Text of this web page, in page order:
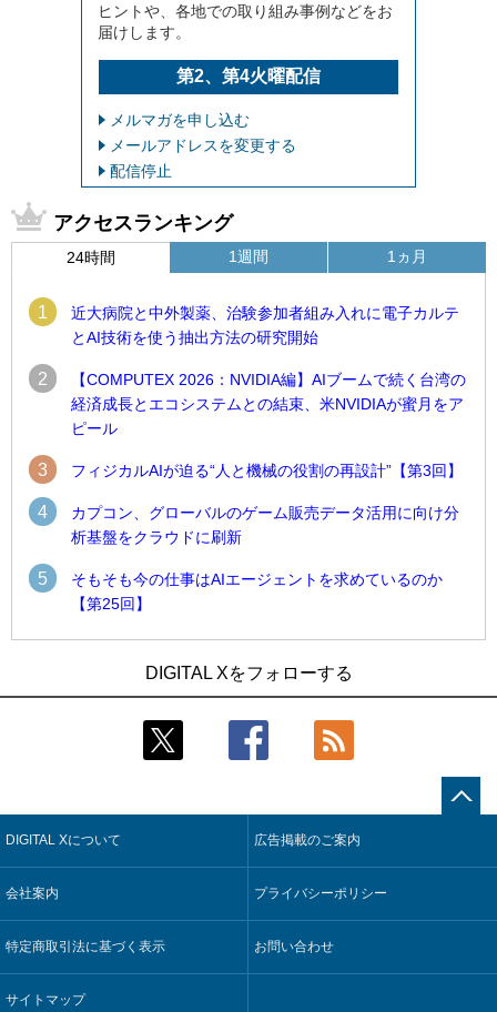
ヒントや、各地での取り組み事例などをお
届けします。
第2、第4火曜配信
メルマガを申し込む
メールアドレスを変更する
配信停止
アクセスランキング
24時間
1
近大病院と中外製薬、治験参加者組み入れに電子カルテ
とAI技術を使う抽出方法の研究開始
2
【COMPUTEX 2026：NVIDIA編】AIブームで続く台湾の
経済成長とエコシステムとの結束、米NVIDIAが蜜月をア
ピール
3 フィジカルAIが迫る“人と機械の役割の再設計”【第3回】
4
カプコン、グローバルのゲーム販売データ活用に向け分
析基盤をクラウドに刷新
5
そもそも今の仕事はAIエージェントを求めているのか
【第25回】
1週間
技術を使う抽出方法の研究開始
Umios、消費者起点の販売計画策定に向けたAIシステムを本格
【COMPUTEX 2026：Arm編】チップ自社製造で鍵を握る台
湾サプライチェーン、英Armが連携を強調
コスモ石油、製油所の設備点検への四足歩行ロボット利用を
5 フィジカルAIが迫る“人と機械の役割の再設計”【第3回】
1ヵ月
合基盤を本格稼働
鹿島建設、鋼管柱へのコンクリート充填時の異常を検出する
AIを遠隔監視システムに実装
近大病院と中外製薬、治験参加者組み入れに電子カルテとAI
技術を使う抽出方法の研究開始
そもそも今の仕事はAIエージェントを求めているのか【第25
5
製造業の現場の暗黙知を組織横断で活用するためのナレッジ
管理基盤、LIGHTzが提供
DIGITAL Xをフォローする
DIGITAL Xについて 広告掲載のご案内
会社案内 プライバシーポリシー
特定商取引法に基づく表示 お問い合わせ
サイトマップ